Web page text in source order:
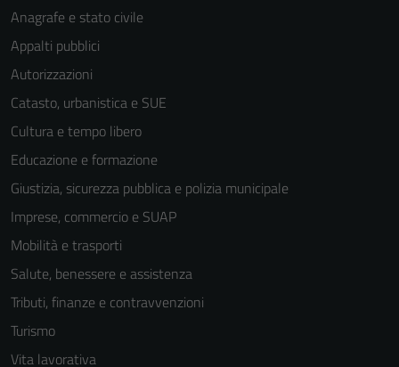
Anagrafe e stato civile
Appalti pubblici
Autorizzazioni
Catasto, urbanistica e SUE
Cultura e tempo libero
Educazione e formazione
Giustizia, sicurezza pubblica e polizia municipale
Imprese, commercio e SUAP
Mobilità e trasporti
Salute, benessere e assistenza
Tributi, finanze e contravvenzioni
Turismo
Vita lavorativa